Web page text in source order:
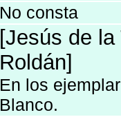
No consta
[Jesús de la
Roldán]
En los
Blanco.